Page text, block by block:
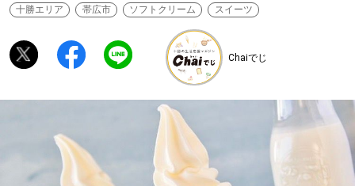
ゆるむ
十勝エリア
帯広市 ソフトクリーム スイーツ
Chaiでじ